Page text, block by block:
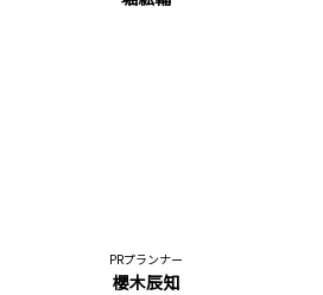
PRプランナー
櫻木辰知